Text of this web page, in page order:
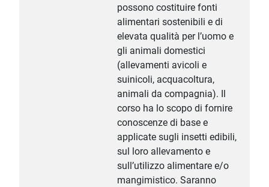
possono costituire fonti
alimentari sostenibili e di
elevata qualità per l’uomo e
gli animali domestici
(allevamenti avicoli e
suinicoli, acquacoltura,
animali da compagnia). Il
corso ha lo scopo di fornire
conoscenze di base e
applicate sugli insetti edibili,
sul loro allevamento e
sull’utilizzo alimentare e/o
mangimistico. Saranno